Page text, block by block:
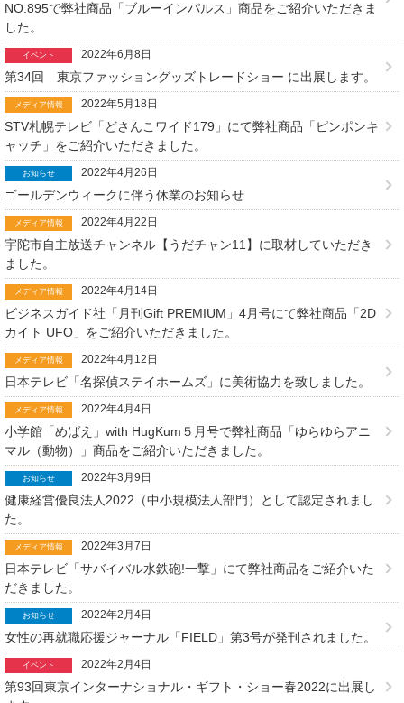
NO.895で弊社商品「ブルーインパルス」商品をご紹介いただきま
した。
イベント 2022年6月8日
第34回 東京ファッショングッズトレードショー に出展します。
メディア情報 2022年5月18日
STV札幌テレビ「どさんこワイド179」にて弊社商品「ピンポンキ
ャッチ」をご紹介いただきました。
お知らせ 2022年4月26日
ゴールデンウィークに伴う休業のお知らせ
メディア情報 2022年4月22日
宇陀市自主放送チャンネル【うだチャン11】に取材していただき
ました。
メディア情報 2022年4月14日
ビジネスガイド社「月刊Gift PREMIUM」4月号にて弊社商品「2D
カイト UFO」をご紹介いただきました。
メディア情報 2022年4月12日
日本テレビ「名探偵ステイホームズ」に美術協力を致しました。
メディア情報 2022年4月4日
小学館「めばえ」with HugKum５月号で弊社商品「ゆらゆらアニ
マル（動物）」商品をご紹介いただきました。
お知らせ 2022年3月9日
健康経営優良法人2022（中小規模法人部門）として認定されまし
た。
メディア情報 2022年3月7日
日本テレビ「サバイバル水鉄砲!一撃」にて弊社商品をご紹介いた
だきました。
お知らせ 2022年2月4日
女性の再就職応援ジャーナル「FIELD」第3号が発刊されました。
イベント 2022年2月4日
第93回東京インターナショナル・ギフト・ショー春2022に出展し